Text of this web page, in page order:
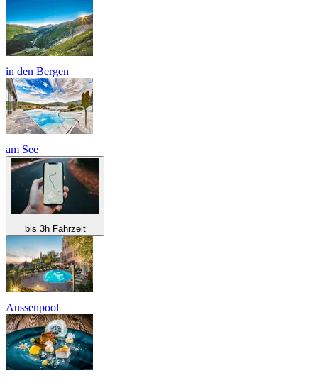
in den Bergen
am See
bis 3h Fahrzeit
Aussenpool